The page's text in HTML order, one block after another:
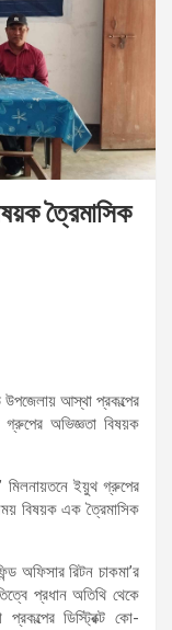
ত্রৈমাসিক
উপজেলায় আস্থা প্রকল্পের
অভিজ্ঞতা বিষয়ক
মিলনায়তনে ইয়ুথ গ্রুপের
বিষয়ক এক ত্রৈমাসিক
অফিসার রিটন চাকমা’র
প্রধান অতিথি থেকে
ডিস্ট্রিক্ট কো-